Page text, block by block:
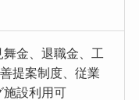
金、退職金、工
提案制度、従業
施設利用可